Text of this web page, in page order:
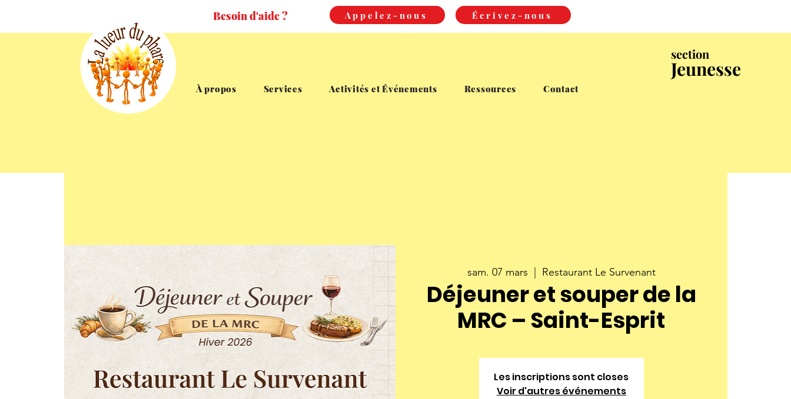
Besoin d'aide ? Appelez-nous Écrivez-nous
À propos Services Activités et Événements Ressources Contact
Jeunesse
section
sam. 07 mars Restaurant Le Survenant
Déjeuner et souper de la
MRC – Saint-Esprit
Les inscriptions sont closes
Voir d'autres événements